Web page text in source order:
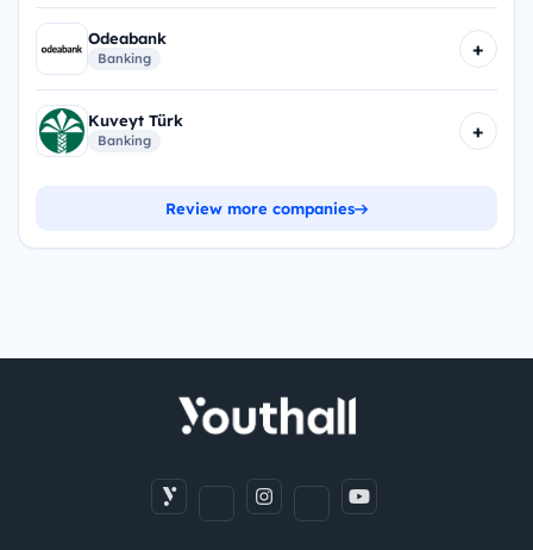
Odeabank
Banking +
Kuveyt Türk
Banking +
Review more companies